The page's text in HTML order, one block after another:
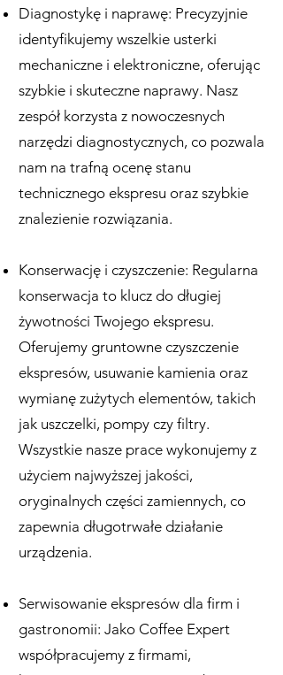
Diagnostykę i naprawę: Precyzyjnie
identyfikujemy wszelkie usterki
mechaniczne i elektroniczne, oferując
szybkie i skuteczne naprawy. Nasz
zespół korzysta z nowoczesnych
narzędzi diagnostycznych, co pozwala
nam na trafną ocenę stanu
technicznego ekspresu oraz szybkie
znalezienie rozwiązania.
Konserwację i czyszczenie: Regularna
konserwacja to klucz do długiej
żywotności Twojego ekspresu.
Oferujemy gruntowne czyszczenie
ekspresów, usuwanie kamienia oraz
wymianę zużytych elementów, takich
jak uszczelki, pompy czy filtry.
Wszystkie nasze prace wykonujemy z
użyciem najwyższej jakości,
oryginalnych części zamiennych, co
zapewnia długotrwałe działanie
urządzenia.
Serwisowanie ekspresów dla firm i
gastronomii: Jako Coffee Expert
współpracujemy z firmami,